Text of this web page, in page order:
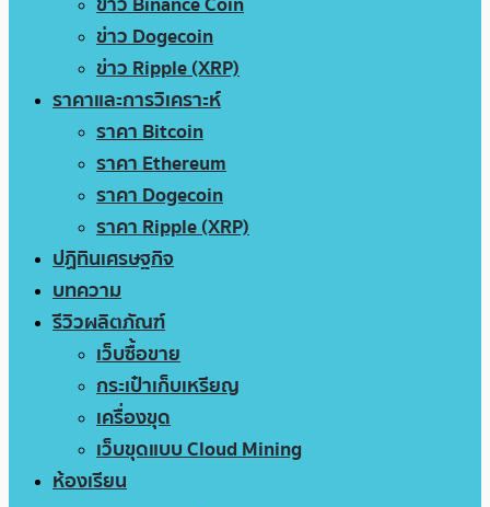
ข่าว Dogecoin
ข่าว Ripple (XRP)
ราคาและการวิเคราะห์
ราคา Bitcoin
ราคา Ethereum
ราคา Dogecoin
ราคา Ripple (XRP)
ปฏิทินเศรษฐกิจ
บทความ
รีวิวผลิตภัณฑ์
เว็บซื้อขาย
กระเป๋าเก็บเหรียญ
เครื่องขุด
เว็บขุดแบบ Cloud Mining
ห้องเรียน